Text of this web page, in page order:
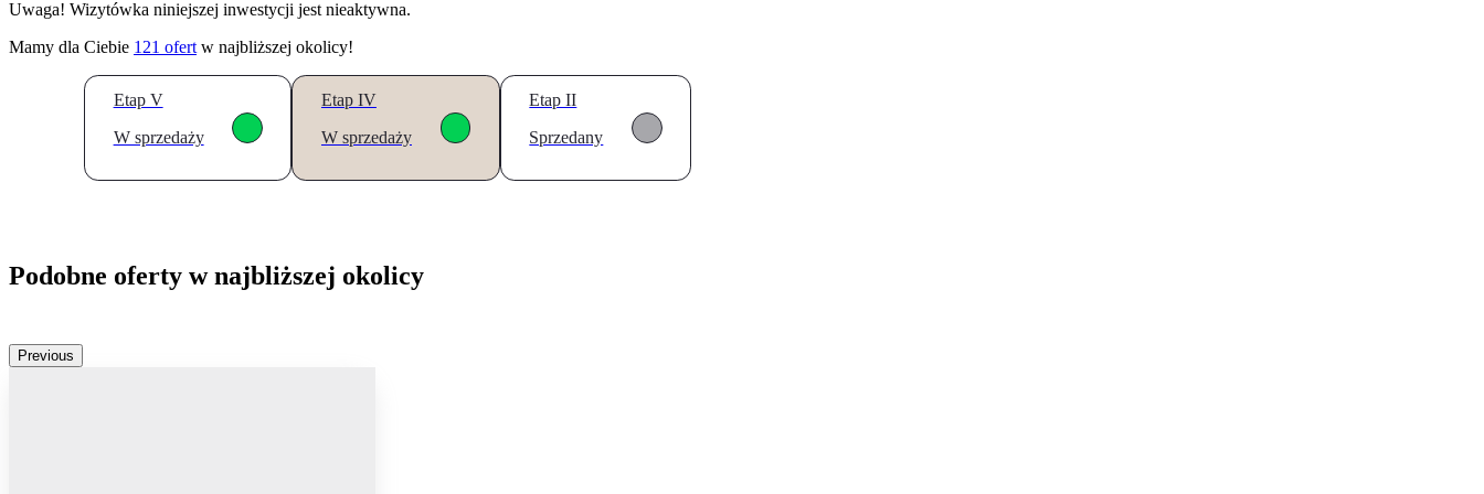
Uwaga! Wizytówka niniejszej inwestycji jest nieaktywna.
Mamy dla Ciebie 121 ofert w najbliższej okolicy!
Etap V
W sprzedaży
Etap IV
W sprzedaży
Etap II
Sprzedany
Podobne oferty w najbliższej okolicy
Previous